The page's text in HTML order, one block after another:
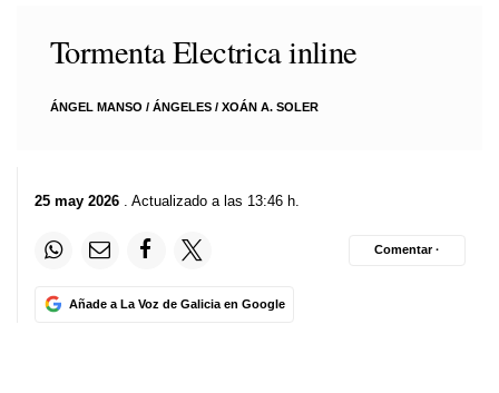
Tormenta Electrica inline
ÁNGEL MANSO / ÁNGELES / XOÁN A. SOLER
25 may 2026 . Actualizado a las 13:46 h.
Añade a La Voz de Galicia en Google
Comentar ·